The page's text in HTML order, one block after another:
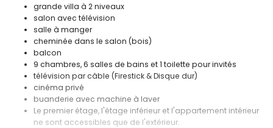
grande villa à 2 niveaux
salon avec télévision
salle à manger
cheminée dans le salon (bois)
balcon
9 chambres, 6 salles de bains et 1 toilette pour invités
télévision par câble (Firestick & Disque dur)
cinéma privé
buanderie avec machine à laver
Le premier étage, l'étage inférieur et l'appartement intérieur
ne sont accessibles que de l'extérieur.